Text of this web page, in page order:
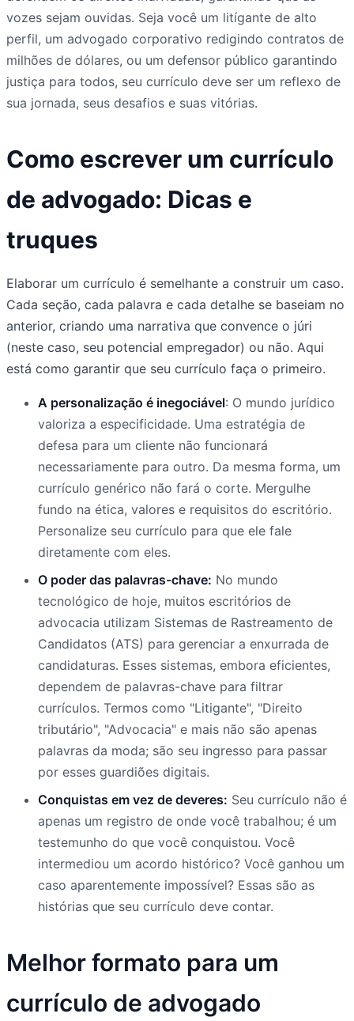
vozes sejam ouvidas. Seja você um litígante de alto
perfil, um advogado corporativo redigindo contratos de
milhões de dólares, ou um defensor público garantindo
justiça para todos, seu currículo deve ser um reflexo de
sua jornada, seus desafios e suas vitórias.
Como escrever um currículo
de advogado: Dicas e
truques
Elaborar um currículo é semelhante a construir um caso.
Cada seção, cada palavra e cada detalhe se baseiam no
anterior, criando uma narrativa que convence o júri
(neste caso, seu potencial empregador) ou não. Aqui
está como garantir que seu currículo faça o primeiro.
A personalização é inegociável: O mundo jurídico
valoriza a especificidade. Uma estratégia de
defesa para um cliente não funcionará
necessariamente para outro. Da mesma forma, um
currículo genérico não fará o corte. Mergulhe
fundo na ética, valores e requisitos do escritório.
Personalize seu currículo para que ele fale
diretamente com eles.
O poder das palavras-chave: No mundo
tecnológico de hoje, muitos escritórios de
advocacia utilizam Sistemas de Rastreamento de
Candidatos (ATS) para gerenciar a enxurrada de
candidaturas. Esses sistemas, embora eficientes,
dependem de palavras-chave para filtrar
currículos. Termos como "Litigante", "Direito
tributário", "Advocacia" e mais não são apenas
palavras da moda; são seu ingresso para passar
por esses guardiões digitais.
Conquistas em vez de deveres: Seu currículo não é
apenas um registro de onde você trabalhou; é um
testemunho do que você conquistou. Você
intermediou um acordo histórico? Você ganhou um
caso aparentemente impossível? Essas são as
histórias que seu currículo deve contar.
Melhor formato para um
currículo de advogado